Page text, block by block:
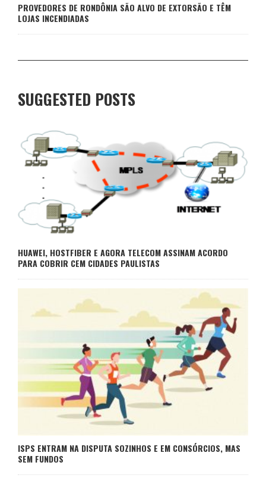
PROVEDORES DE RONDÔNIA SÃO ALVO DE EXTORSÃO E TÊM
LOJAS INCENDIADAS
SUGGESTED POSTS
HUAWEI, HOSTFIBER E AGORA TELECOM ASSINAM ACORDO
PARA COBRIR CEM CIDADES PAULISTAS
ISPS ENTRAM NA DISPUTA SOZINHOS E EM CONSÓRCIOS, MAS
SEM FUNDOS